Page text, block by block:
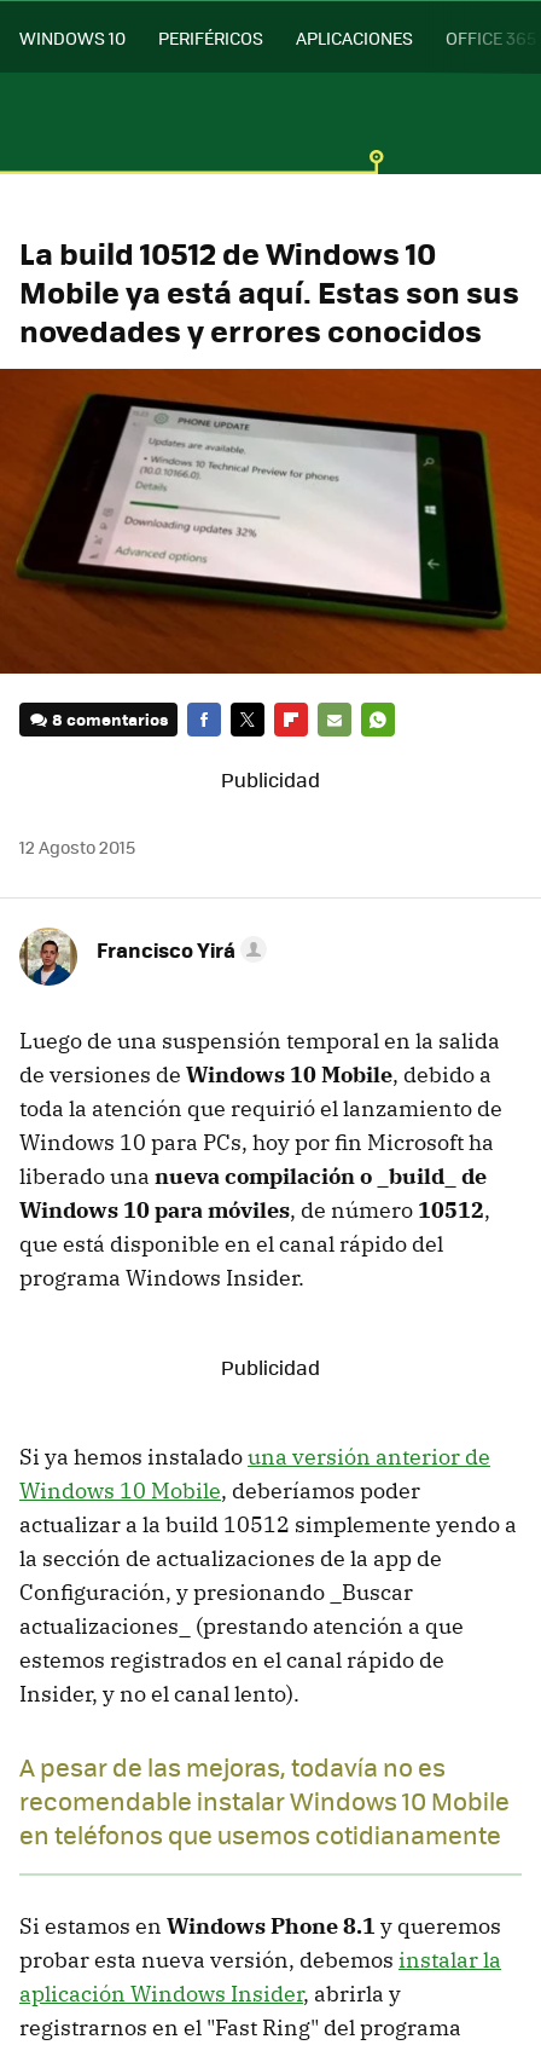
WINDOWS 10 PERIFÉRICOS APLICACIONES OFFICE 365
La build 10512 de Windows 10
Mobile ya está aquí. Estas son sus
novedades y errores conocidos
8 comentarios
MAIL
12 Agosto 2015
Francisco Yirá
Luego de una suspensión temporal en la salida
de versiones de Windows 10 Mobile, debido a
toda la atención que requirió el lanzamiento de
Windows 10 para PCs, hoy por fin Microsoft ha
liberado una nueva compilación o _build_ de
Windows 10 para móviles, de número 10512,
que está disponible en el canal rápido del
programa Windows Insider.
Si ya hemos instaladouna versión anterior de
Windows 10 Mobile, deberíamos poder
actualizar a la build 10512 simplemente yendo a
la sección de actualizaciones de la app de
Configuración, y presionando _Buscar
actualizaciones_ (prestando atención a que
estemos registrados en el canal rápido de
Insider, y no el canal lento).
A pesar de las mejoras, todavía no es
recomendable instalar Windows 10 Mobile
en teléfonos que usemos cotidianamente
Si estamos en Windows Phone 8.1 y queremos
probar esta nueva versión, debemos instalar la
aplicación Windows Insider, abrirla y
registrarnos en el "Fast Ring" del programa